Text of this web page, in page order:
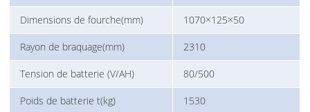
Dimensions de fourche(mm) 1070×125×50
Rayon de braquage(mm) 2310
Tension de batterie (V/AH) 80/500
Poids de batterie t(kg) 1530